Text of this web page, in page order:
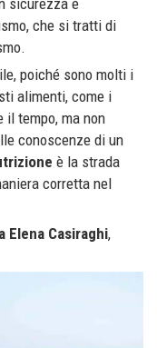
che si tratti di
poiché sono molti i
alimenti, come i
il tempo, ma non
conoscenze di un
è la strada
corretta nel
Elena Casiraghi,